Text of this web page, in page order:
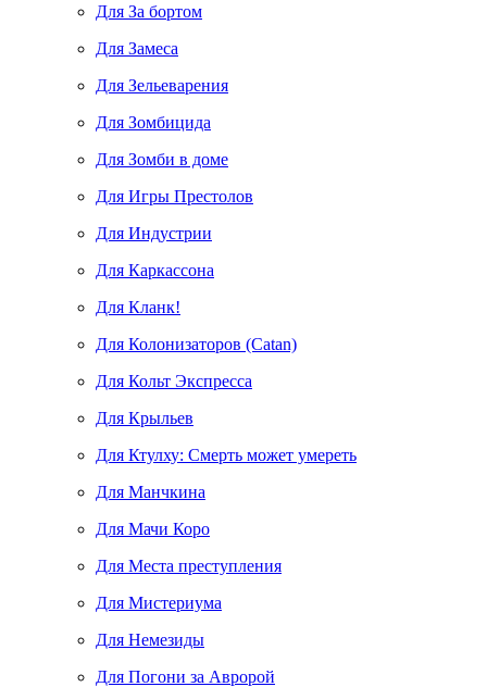
Для За бортом
Для Замеса
Для Зельеварения
Для Зомбицида
Для Зомби в доме
Для Игры Престолов
Для Индустрии
Для Каркассона
Для Кланк!
Для Колонизаторов (Catan)
Для Кольт Экспресса
Для Крыльев
Для Ктулху: Смерть может умереть
Для Манчкина
Для Мачи Коро
Для Места преступления
Для Мистериума
Для Немезиды
Для Погони за Авророй